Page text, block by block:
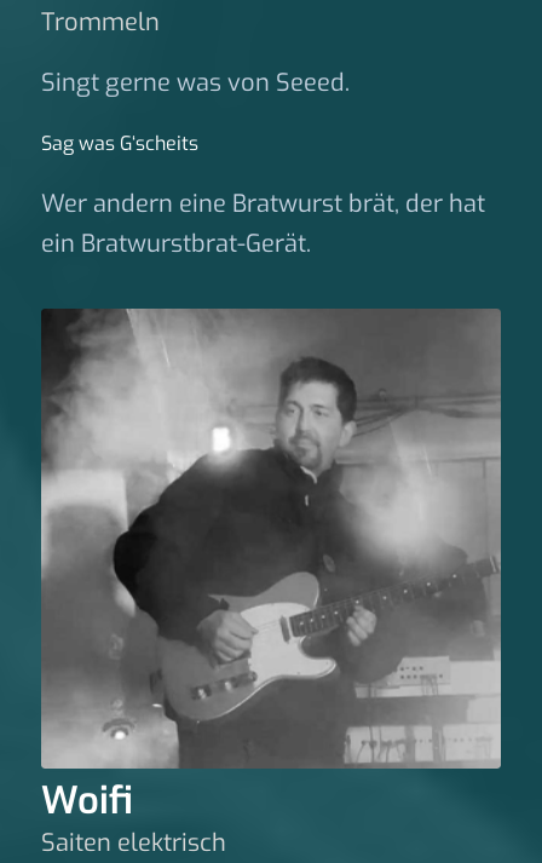
Trommeln
Singt gerne was von Seeed.
Sag was G‘scheits
Wer andern eine Bratwurst brät, der hat
ein Bratwurstbrat-Gerät.
Woifi
Saiten elektrisch